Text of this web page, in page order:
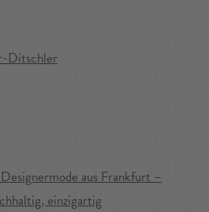
Ditschler
aus Frankfurt –
einzigartig